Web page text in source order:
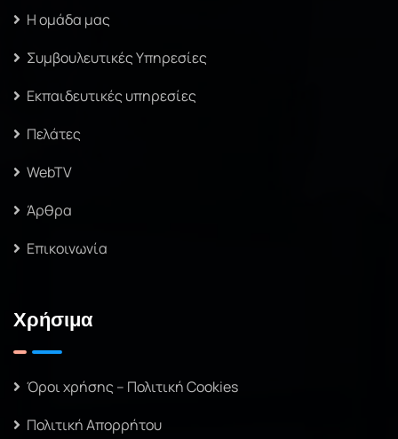
Η ομάδα μας
Συμβουλευτικές Υπηρεσίες
Εκπαιδευτικές υπηρεσίες
Πελάτες
WebTV
Άρθρα
Επικοινωνία
Χρήσιμα
Όροι χρήσης – Πολιτική Cookies
Πολιτική Απορρήτου